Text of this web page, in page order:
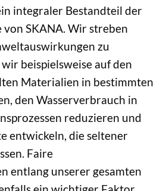
integraler Bestandteil der
SKANA. Wir streben
zu
beispielsweise auf den
Materialien in bestimmten
den Wasserverbrauch in
reduzieren und
entwickeln, die seltener
Faire
entlang unserer gesamten